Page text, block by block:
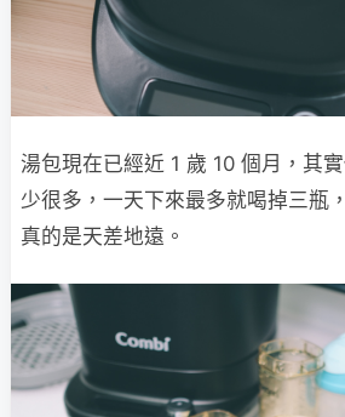
湯包現在已經近 1 歲 10 個月，其
少很多，一天下來最多就喝掉三瓶
真的是天差地遠。